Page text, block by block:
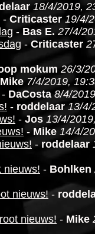
18/4/2019,
- Criticaster 19/4/
- Bas E. 27/4/
- Criticaster
mokum 26/3/
Mike 7/4/2019,
- DaCosta 8/4/
- roddelaar 13/4/
- Jos 13/4/
- Mike 14/4/
- roddelaar
nieuws! - Bohlken
nieuws!-
nieuws! - Mike